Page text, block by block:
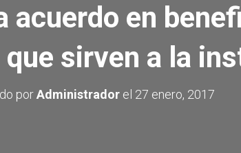
acuerdo en
sirven a la
porAdministradorel 27 enero, 2017